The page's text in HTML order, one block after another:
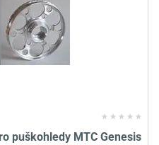
puškohledy MTC Genesis